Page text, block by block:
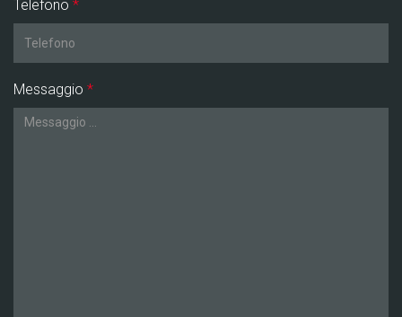
Telefono *
Messaggio *